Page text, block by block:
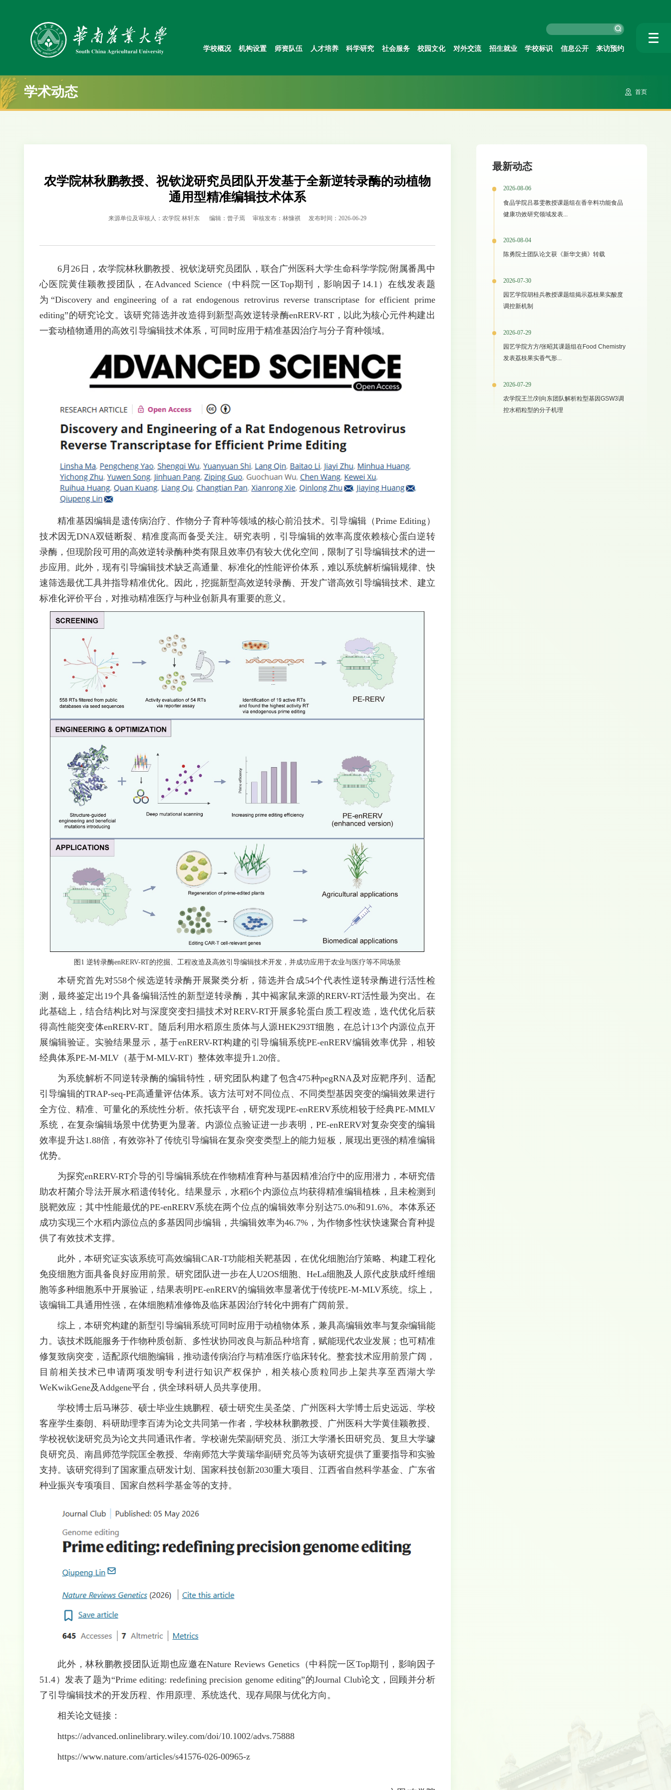
学校概况 机构设置 师资队伍 人才培养 科学研究 社会服务 校园文化 对外交流 招生就业 学校标识 信息公开 来访预约
学术动态 首页
农学院林秋鹏教授、祝钦泷研究员团队开发基于全新逆转录酶的动植物
通用型精准编辑技术体系
来源单位及审核人：农学院 林轩东 编辑：曾子焉 审核发布：林慷祺 发布时间：2026-06-29
6月26日，农学院林秋鹏教授、祝钦泷研究员团队，联合广州医科大学生命科学学院/附属番禺中
心医院黄佳颖教授团队，在Advanced Science（中科院一区Top期刊，影响因子14.1）在线发表题
为“Discovery and engineering of a rat endogenous retrovirus reverse transcriptase for efficient prime
editing”的研究论文。该研究筛选并改造得到新型高效逆转录酶enRERV-RT，以此为核心元件构建出
一套动植物通用的高效引导编辑技术体系，可同时应用于精准基因治疗与分子育种领域。
精准基因编辑是遗传病治疗、作物分子育种等领域的核心前沿技术。引导编辑（Prime Editing）
技术因无DNA双链断裂、精准度高而备受关注。研究表明，引导编辑的效率高度依赖核心蛋白逆转
录酶，但现阶段可用的高效逆转录酶种类有限且效率仍有较大优化空间，限制了引导编辑技术的进一
步应用。此外，现有引导编辑技术缺乏高通量、标准化的性能评价体系，难以系统解析编辑规律、快
速筛选最优工具并指导精准优化。因此，挖掘新型高效逆转录酶、开发广谱高效引导编辑技术、建立
标准化评价平台，对推动精准医疗与种业创新具有重要的意义。
图1 逆转录酶enRERV-RT的挖掘、工程改造及高效引导编辑技术开发，并成功应用于农业与医疗等不同场景
本研究首先对558个候选逆转录酶开展聚类分析，筛选并合成54个代表性逆转录酶进行活性检
测，最终鉴定出19个具备编辑活性的新型逆转录酶，其中褐家鼠来源的RERV-RT活性最为突出。在
此基础上，结合结构比对与深度突变扫描技术对RERV-RT开展多轮蛋白质工程改造，迭代优化后获
得高性能突变体enRERV-RT。随后利用水稻原生质体与人源HEK293T细胞，在总计13个内源位点开
展编辑验证。实验结果显示，基于enRERV-RT构建的引导编辑系统PE-enRERV编辑效率优异，相较
经典体系PE-M-MLV（基于M-MLV-RT）整体效率提升1.20倍。
为系统解析不同逆转录酶的编辑特性，研究团队构建了包含475种pegRNA及对应靶序列、适配
引导编辑的TRAP-seq-PE高通量评估体系。该方法可对不同位点、不同类型基因突变的编辑效果进行
全方位、精准、可量化的系统性分析。依托该平台，研究发现PE-enRERV系统相较于经典PE-MMLV
系统，在复杂编辑场景中优势更为显著。内源位点验证进一步表明，PE-enRERV对复杂突变的编辑
效率提升达1.88倍，有效弥补了传统引导编辑在复杂突变类型上的能力短板，展现出更强的精准编辑
优势。
为探究enRERV-RT介导的引导编辑系统在作物精准育种与基因精准治疗中的应用潜力，本研究借
助农杆菌介导法开展水稻遗传转化。结果显示，水稻6个内源位点均获得精准编辑植株，且未检测到
脱靶效应；其中性能最优的PE-enRERV系统在两个位点的编辑效率分别达75.0%和91.6%。本体系还
成功实现三个水稻内源位点的多基因同步编辑，共编辑效率为46.7%，为作物多性状快速聚合育种提
供了有效技术支撑。
此外，本研究证实该系统可高效编辑CAR-T功能相关靶基因，在优化细胞治疗策略、构建工程化
免疫细胞方面具备良好应用前景。研究团队进一步在人U2OS细胞、HeLa细胞及人原代皮肤成纤维细
胞等多种细胞系中开展验证，结果表明PE-enRERV的编辑效率显著优于传统PE-M-MLV系统。综上，
该编辑工具通用性强，在体细胞精准修饰及临床基因治疗转化中拥有广阔前景。
综上，本研究构建的新型引导编辑系统可同时应用于动植物体系，兼具高编辑效率与复杂编辑能
力。该技术既能服务于作物种质创新、多性状协同改良与新品种培育，赋能现代农业发展；也可精准
修复致病突变，适配原代细胞编辑，推动遗传病治疗与精准医疗临床转化。整套技术应用前景广阔，
目前相关技术已申请两项发明专利进行知识产权保护，相关核心质粒同步上架共享至西湖大学
WeKwikGene及Addgene平台，供全球科研人员共享使用。
学校博士后马琳莎、硕士毕业生姚鹏程、硕士研究生吴圣棨、广州医科大学博士后史远远、学校
客座学生秦朗、科研助理李百涛为论文共同第一作者，学校林秋鹏教授、广州医科大学黄佳颖教授、
学校祝钦泷研究员为论文共同通讯作者。学校谢先荣副研究员、浙江大学潘长田研究员、复旦大学璩
良研究员、南昌师范学院匡全教授、华南师范大学黄瑞华副研究员等为该研究提供了重要指导和实验
支持。该研究得到了国家重点研发计划、国家科技创新2030重大项目、江西省自然科学基金、广东省
种业振兴专项项目、国家自然科学基金等的支持。
此外，林秋鹏教授团队近期也应邀在Nature Reviews Genetics（中科院一区Top期刊，影响因子
51.4）发表了题为“Prime editing: redefining precision genome editing”的Journal Club论文，回顾并分析
了引导编辑技术的开发历程、作用原理、系统迭代、现存局限与优化方向。
相关论文链接：
https://advanced.onlinelibrary.wiley.com/doi/10.1002/advs.75888
https://www.nature.com/articles/s41576-026-00965-z
最新动态
2026-08-06
食品学院吕慕雯教授课题组在香辛料功能食品
健康功效研究领域发表...
2026-08-04
陈勇院士团队论文获《新华文摘》转载
2026-07-30
园艺学院胡桂兵教授课题组揭示荔枝果实酸度
调控新机制
2026-07-29
园艺学院方方/张昭其课题组在Food Chemistry
发表荔枝果实香气形...
2026-07-29
农学院王兰/刘向东团队解析粒型基因GSW3调
控水稻粒型的分子机理